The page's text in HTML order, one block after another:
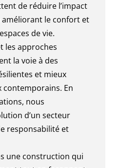
de réduire l’impact
le confort et
de vie.
les approches
la voie à des
et mieux
contemporains. En
nous
d’un secteur
responsabilité et
une construction qui